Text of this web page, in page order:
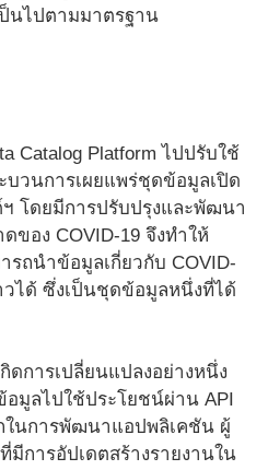
ป็นไปตามมาตรฐาน
Catalog Platform ไปปรับใช้
บวนการเผยแพร่ชุดข้อมูลเปิด
ฯ โดยมีการปรับปรุงและพัฒนา
ของ COVID-19 จึงทำให้
รถนำข้อมูลเกี่ยวกับ COVID-
ได้ ซึ่งเป็นชุดข้อมูลหนึ่งที่ได้
ดการเปลี่ยนแปลงอย่างหนึ่ง
มูลไปใช้ประโยชน์ผ่าน API
ในการพัฒนาแอปพลิเคชัน ผู้
การอัปเดตสร้างรายงานใน